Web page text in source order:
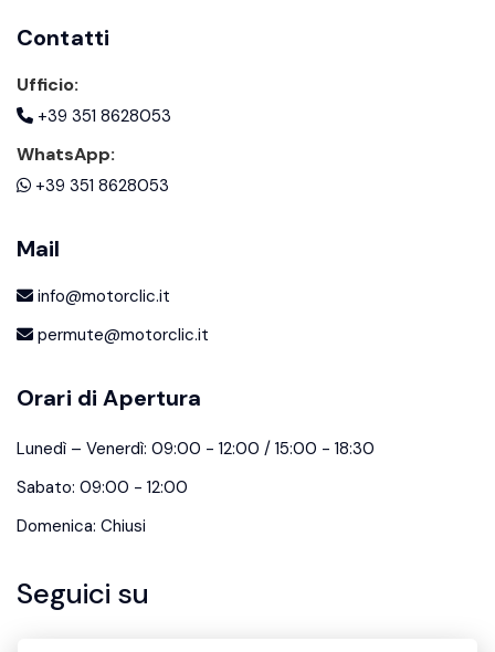
Contatti
Ufficio:
+39 351 8628053
WhatsApp:
+39 351 8628053
Mail
info@motorclic.it
permute@motorclic.it
Orari di Apertura
Lunedì – Venerdì: 09:00 - 12:00 / 15:00 - 18:30
Sabato: 09:00 - 12:00
Domenica: Chiusi
Seguici su